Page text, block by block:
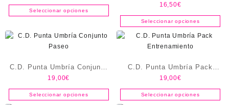
Seleccionar opciones
Chubasquero / Cortavientos
16,50€
Seleccionar opciones
C.D. Punta Umbría Conjunto
Paseo
19,00€
Seleccionar opciones
C.D. Punta Umbría Pack
Entrenamiento
19,00€
Seleccionar opciones